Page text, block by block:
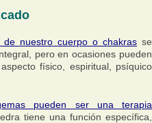
de nuestro cuerpo o chakras se
pero en ocasiones pueden
físico, espiritual, psíquico
pueden ser una terapia
tiene una función específica,